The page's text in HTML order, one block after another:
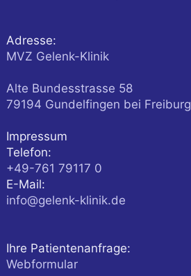
Adresse:
MVZ Gelenk-Klinik
Alte Bundesstrasse 58
79194 Gundelfingen bei Freiburg
Impressum
Telefon:
+49-761 79117 0
E-Mail:
info@gelenk-klinik.de
Ihre Patientenanfrage:
Webformular